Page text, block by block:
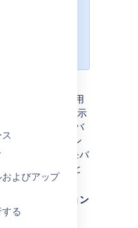
よびアップ
る
、モバイル表示用
Confluence が表示
て、ご使用のデバ
デスクトップ イン
が、ユーザーはモバ
に切り替えること
は、メニュー
クトップ バージョン